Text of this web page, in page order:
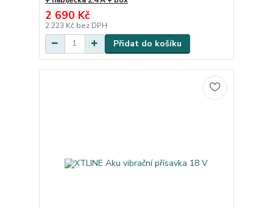
2 690 Kč
2 223 Kč bez DPH
Přidat do košíku